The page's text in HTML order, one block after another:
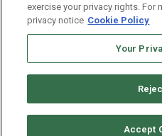
Newsletter
exercise your privacy rights. For
privacy notice Cookie Policy
Your
Accept